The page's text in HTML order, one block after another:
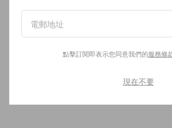
點擊訂閱即表示您同意我們的服務條
現在不要